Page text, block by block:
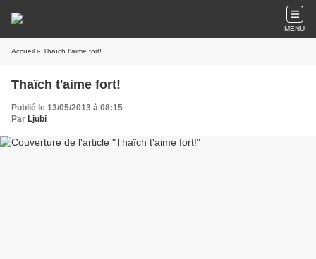
MENU
Accueil » Thaïch t'aime fort!
Thaïch t'aime fort!
Publié le 13/05/2013 à 08:15
Par Ljubi